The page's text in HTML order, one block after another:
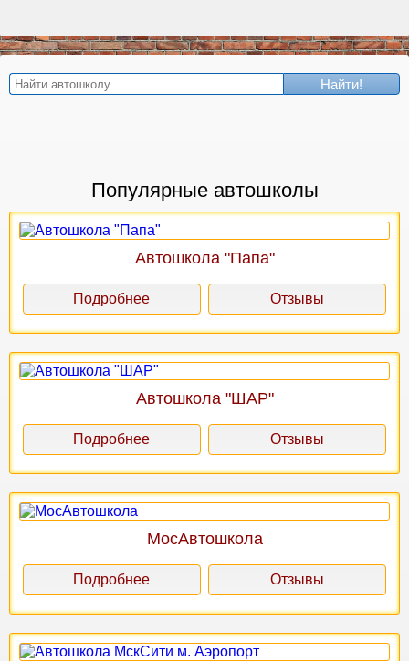
Найти!
Популярные автошколы
Автошкола "Папа"
Подробнее Отзывы
Автошкола "ШАР"
Подробнее Отзывы
МосАвтошкола
Подробнее Отзывы